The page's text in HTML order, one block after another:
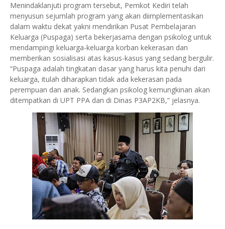
Menindaklanjuti program tersebut, Pemkot Kediri telah
menyusun sejumlah program yang akan diimplementasikan
dalam waktu dekat yakni mendirikan Pusat Pembelajaran
Keluarga (Puspaga) serta bekerjasama dengan psikolog untuk
mendampingi keluarga-keluarga korban kekerasan dan
memberikan sosialisasi atas kasus-kasus yang sedang bergulir.
“Puspaga adalah tingkatan dasar yang harus kita penuhi dari
keluarga, itulah diharapkan tidak ada kekerasan pada
perempuan dan anak. Sedangkan psikolog kemungkinan akan
ditempatkan di UPT PPA dan di Dinas P3AP2KB,” jelasnya.